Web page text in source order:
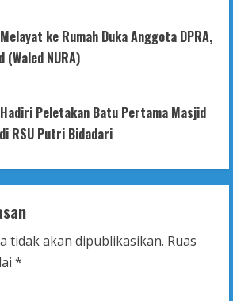
ke Rumah Duka Anggota DPRA,
(Waled NURA)
Peletakan Batu Pertama Masjid
RSU Putri Bidadari
tidak akan dipublikasikan. Ruas
*